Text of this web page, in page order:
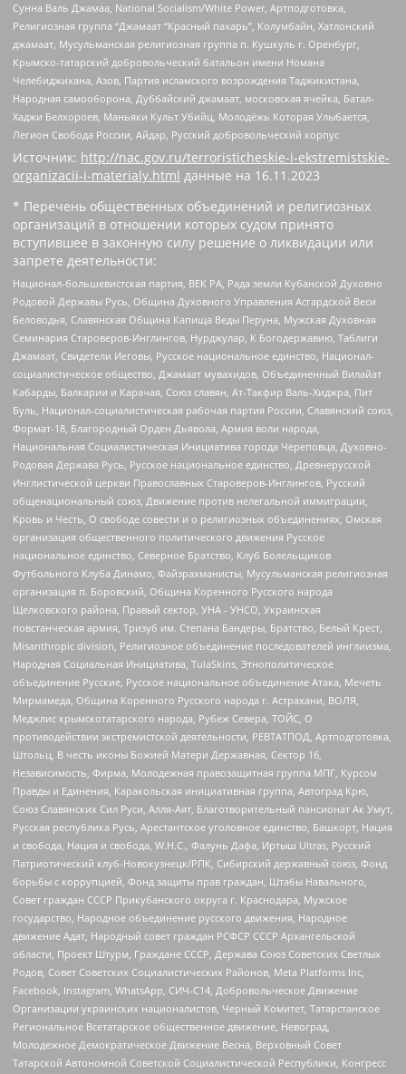
Сунна Валь Джамаа, National Socialism/White Power, Артподготовка,
Религиозная группа “Джамаат “Красный пахарь”, Колумбайн, Хатлонский
джамаат, Мусульманская религиозная группа п. Кушкуль г. Оренбург,
Крымско-татарский добровольческий батальон имени Номана
Челебиджихана, Азов, Партия исламского возрождения Таджикистана,
Народная самооборона, Дуббайский джамаат, московская ячейка, Батал-
Хаджи Белхороев, Маньяки Культ Убийц, Молодёжь Которая Улыбается,
Легион Свобода России, Айдар, Русский добровольческий корпус
Источник: http://nac.gov.ru/terroristicheskie-i-ekstremistskie-
organizacii-i-materialy.html данные на 16.11.2023
* Перечень общественных объединений и религиозных
организаций в отношении которых судом принято
вступившее в законную силу решение о ликвидации или
запрете деятельности:
Национал-большевистская партия, ВЕК РА, Рада земли Кубанской Духовно
Родовой Державы Русь, Община Духовного Управления Асгардской Веси
Беловодья, Славянская Община Капища Веды Перуна, Мужская Духовная
Семинария Староверов-Инглингов, Нурджулар, К Богодержавию, Таблиги
Джамаат, Свидетели Иеговы, Русское национальное единство, Национал-
социалистическое общество, Джамаат мувахидов, Объединенный Вилайат
Кабарды, Балкарии и Карачая, Союз славян, Ат-Такфир Валь-Хиджра, Пит
Буль, Национал-социалистическая рабочая партия России, Славянский союз,
Формат-18, Благородный Орден Дьявола, Армия воли народа,
Национальная Социалистическая Инициатива города Череповца, Духовно-
Родовая Держава Русь, Русское национальное единство, Древнерусской
Инглистической церкви Православных Староверов-Инглингов, Русский
общенациональный союз, Движение против нелегальной иммиграции,
Кровь и Честь, О свободе совести и о религиозных объединениях, Омская
организация общественного политического движения Русское
национальное единство, Северное Братство, Клуб Болельщиков
Футбольного Клуба Динамо, Файзрахманисты, Мусульманская религиозная
организация п. Боровский, Община Коренного Русского народа
Щелковского района, Правый сектор, УНА - УНСО, Украинская
повстанческая армия, Тризуб им. Степана Бандеры, Братство, Белый Крест,
Misanthropic division, Религиозное объединение последователей инглиизма,
Народная Социальная Инициатива, TulaSkins, Этнополитическое
объединение Русские, Русское национальное объединение Атака, Мечеть
Мирмамеда, Община Коренного Русского народа г. Астрахани, ВОЛЯ,
Меджлис крымскотатарского народа, Рубеж Севера, ТОЙС, О
противодействии экстремистской деятельности, РЕВТАТПОД, Артподготовка,
Штольц, В честь иконы Божией Матери Державная, Сектор 16,
Независимость, Фирма, Молодежная правозащитная группа МПГ, Курсом
Правды и Единения, Каракольская инициативная группа, Автоград Крю,
Союз Славянских Сил Руси, Алля-Аят, Благотворительный пансионат Ак Умут,
Русская республика Русь, Арестантское уголовное единство, Башкорт, Нация
и свобода, Нация и свобода, W.H.С., Фалунь Дафа, Иртыш Ultras, Русский
Патриотический клуб-Новокузнецк/РПК, Сибирский державный союз, Фонд
борьбы с коррупцией, Фонд защиты прав граждан, Штабы Навального,
Совет граждан СССР Прикубанского округа г. Краснодара, Мужское
государство, Народное объединение русского движения, Народное
движение Адат, Народный совет граждан РСФСР СССР Архангельской
области, Проект Штурм, Граждане СССР, Держава Союз Советских Светлых
Родов, Совет Советских Социалистических Районов, Meta Platforms Inc,
Facebook, Instagram, WhatsApp, СИЧ-С14, Добровольческое Движение
Организации украинских националистов, Черный Комитет, Татарстанское
Региональное Всетатарское общественное движение, Невоград,
Молодежное Демократическое Движение Весна, Верховный Совет
Татарской Автономной Советской Социалистической Республики, Конгресс